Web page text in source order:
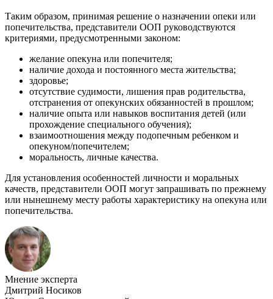
Таким образом, принимая решение о назначении опеки или
попечительства, представители ООП руководствуются
критериями, предусмотренными законом:
желание опекуна или попечителя;
наличие дохода и постоянного места жительства;
здоровье;
отсутствие судимости, лишения прав родительства,
отстранения от опекунских обязанностей в прошлом;
наличие опыта или навыков воспитания детей (или
прохождение специального обучения);
взаимоотношения между подопечным ребенком и
опекуном/попечителем;
моральность, личные качества.
Для установления особенностей личности и моральных
качеств, представители ООП могут запрашивать по прежнему
или нынешнему месту работы характеристику на опекуна или
попечительства.
Мнение эксперта
Дмитрий Носиков